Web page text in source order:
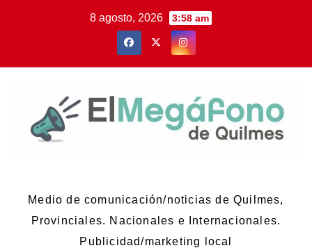
8 agosto, 2026 3:58 am
Medio de comunicación/noticias de Quilmes,
Provinciales. Nacionales e Internacionales.
Publicidad/marketing local